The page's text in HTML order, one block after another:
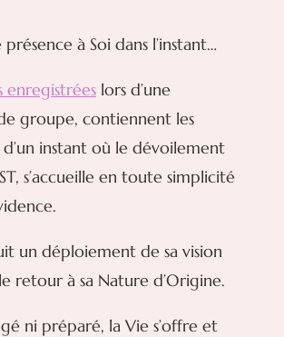
à Soi dans l’instant…
enregistréeslors d’une
groupe, contiennent les
instant où le dévoilement
s’accueille en toute simplicité
un déploiement de sa vision
retour à sa Nature d’Origine.
ni préparé, la Vie s’offre et